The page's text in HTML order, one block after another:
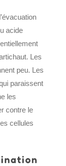
acide
Les
peu. Les
paraissent
les
contre le
cellules